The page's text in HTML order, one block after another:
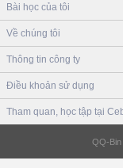
Bài học của tôi
Về chúng tôi
Thông tin công ty
Điều khoản sử dụng
Tham quan, học tập tại
QQ-